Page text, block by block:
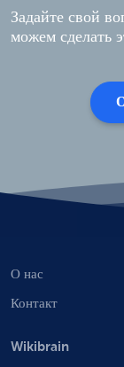
Задайте свой
можем сделать
О нас
Контакт
Wikibrain